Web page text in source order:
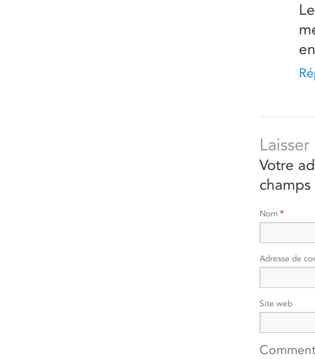
Votre
Nom *
Adresse de
Site web